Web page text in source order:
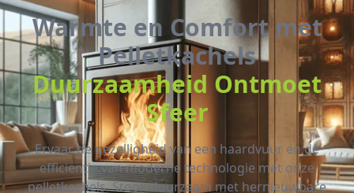
Warmte en Comfort met
Pelletkachels
Duurzaamheid Ontmoet
Sfeer
Ervaar de gezelligheid van een haardvuur en de
efficiëntie van moderne technologie met onze
pelletkachels. Stook duurzaam met hernieuwbare